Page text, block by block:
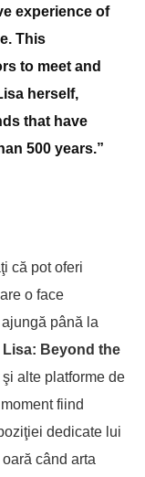
experience of
This
to meet and
herself,
that have
500 years.”
că pot oferi
o face
până la
Lisa: Beyond the
alte platforme de
fiind
dedicate lui
când arta